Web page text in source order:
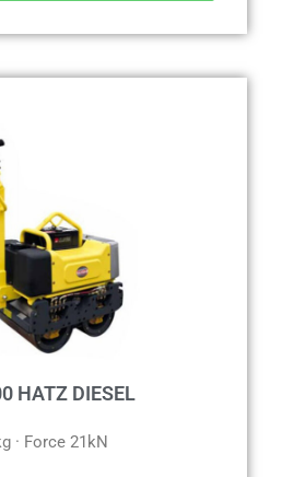
HATZ DIESEL
· Force 21kN